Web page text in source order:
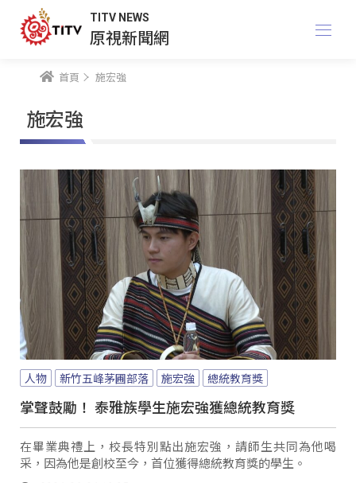
TITV NEWS
原視新聞網
首頁 施宏強
施宏強
人物 新竹五峰茅圃部落 施宏強 總統教育獎
掌聲鼓勵！ 泰雅族學生施宏強獲總統教育獎
在畢業典禮上，校長特別點出施宏強，請師生共同為他喝
采，因為他是創校至今，首位獲得總統教育獎的學生。